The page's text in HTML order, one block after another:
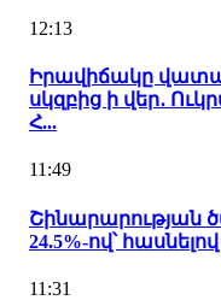
12:13
Իրավիճակը
սկզբից ի վեր․
Հ...
11:49
Շինարարության
24.5%-ով՝
11:31